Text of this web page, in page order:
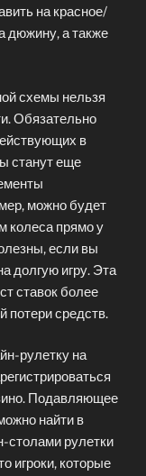
на красное/
дюжину, а также
схемы нельзя
Обязательно
в
станут еще
можно будет
колеса прямо у
если вы
долгую игру. Эта
ставок более
потери средств.
рулетку на
Подавляющее
найти в
столами рулетки
игроки, которые